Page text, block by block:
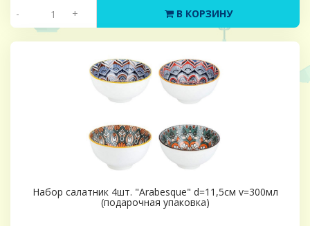
- + В КОРЗИНУ
Набор салатник 4шт. "Arabesque" d=11,5см v=300мл
(подарочная упаковка)